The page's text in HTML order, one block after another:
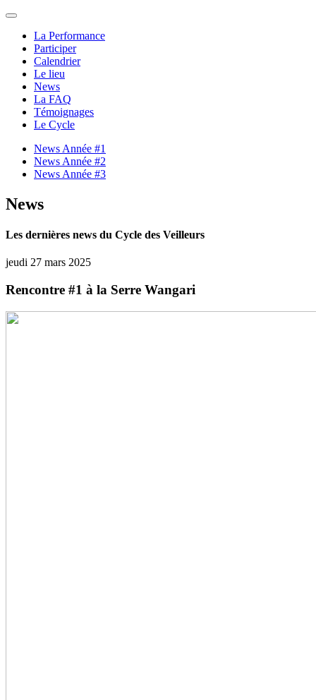
La Performance
Participer
Calendrier
Le lieu
News
La FAQ
Témoignages
Le Cycle
News Année #1
News Année #2
News Année #3
News
Les dernières news du Cycle des Veilleurs
jeudi 27 mars 2025
Rencontre #1 à la Serre Wangari